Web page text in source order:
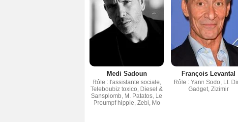
Medi Sadoun
Rôle : l'assistante sociale,
Teleboubiz toxico, Diesel &
Sansplomb, M. Patatos, Le
Proumpf hippie, Zebi, Mo
François Levantal
Rôle : Yann Sodo, Lt.
Gadget, Zizimir